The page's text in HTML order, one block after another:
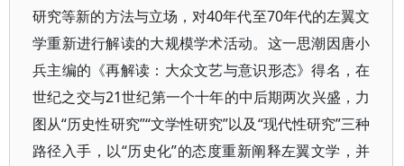
研究等新的方法与立场，对40年代至70年代的左翼文
学重新进行解读的大规模学术活动。这一思潮因唐小
兵主编的《再解读：大众文艺与意识形态》得名，在
世纪之交与21世纪第一个十年的中后期两次兴盛，力
图从“历史性研究”“文学性研究”以及“现代性研究”三种
路径入手，以“历史化”的态度重新阐释左翼文学，并